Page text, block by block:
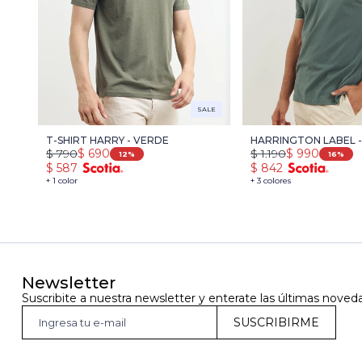
SALE
T-SHIRT HARRY - VERDE
+ 1 color
$ 690
$ 790 12
$ 587
HARRINGTON LABEL
+ 3 colores
$ 990
$ 1.190 16
$ 842
Newsletter
Suscribite a nuestra newsletter y enterate las últimas
SUSCRIBIRME